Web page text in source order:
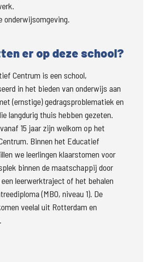
onderwijsomgeving.
er op deze school?
Centrum is een school,
in het bieden van onderwijs aan
(ernstige) gedragsproblematiek en
langdurig thuis hebben gezeten.
15 jaar zijn welkom op het
Binnen het Educatief
we leerlingen klaarstomen voor
binnen de maatschappij door
leerwerktraject of het behalen
(MBO, niveau 1). De
veelal uit Rotterdam en